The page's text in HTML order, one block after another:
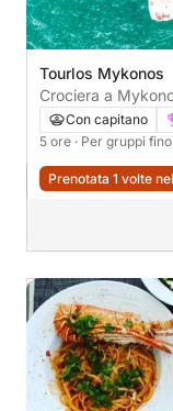
Tourlos Mykonos
Crociera a
Con capitano
5 ore · Per gruppi
Prenotata 1 volte